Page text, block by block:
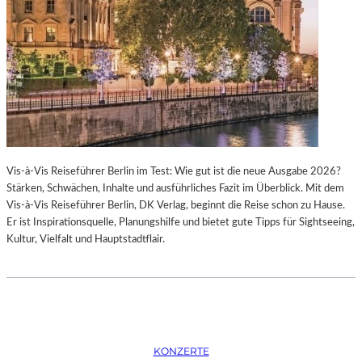
K
T
I
O
N
M
I
T
H
M
B
U
R
O
S
O
P
E
R
I
N
M
Ü
C
H
E
N
P
Vis-à-Vis Reiseführer Berlin im Test: Wie gut ist die neue Ausgabe 2026?
Stärken, Schwächen, Inhalte und ausführliches Fazit im Überblick. Mit dem
Vis-à-Vis Reiseführer Berlin, DK Verlag, beginnt die Reise schon zu Hause.
Er ist Inspirationsquelle, Planungshilfe und bietet gute Tipps für Sightseeing,
Kultur, Vielfalt und Hauptstadtflair.
KONZERTE